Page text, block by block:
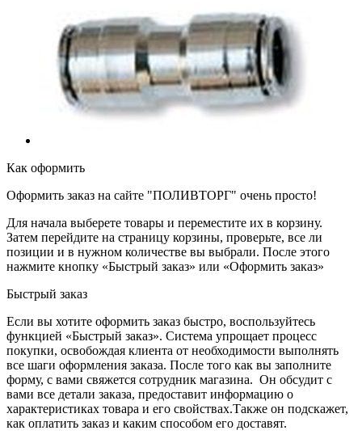
Как оформить
Оформить заказ на сайте "ПОЛИВТОРГ" очень просто!
Для начала выберете товары и переместите их в корзину.
Затем перейдите на страницу корзины, проверьте, все ли
позиции и в нужном количестве вы выбрали. После этого
нажмите кнопку «Быстрый заказ» или «Оформить заказ»
Быстрый заказ
Если вы хотите оформить заказ быстро, воспользуйтесь
функцией «Быстрый заказ». Система упрощает процесс
покупки, освобождая клиента от необходимости выполнять
все шаги оформления заказа. После того как вы заполните
форму, с вами свяжется сотрудник магазина. Он обсудит с
вами все детали заказа, предоставит информацию о
характеристиках товара и его свойствах.Также он подскажет,
как оплатить заказ и каким способом его доставят.